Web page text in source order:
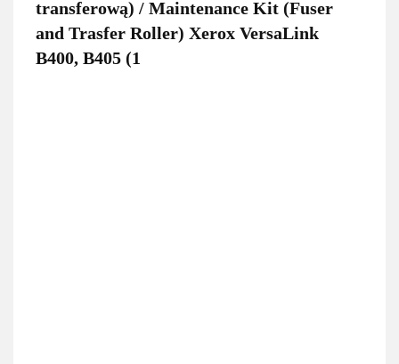
transferową) / Maintenance Kit (Fuser
and Trasfer Roller) Xerox VersaLink
B400, B405 (1